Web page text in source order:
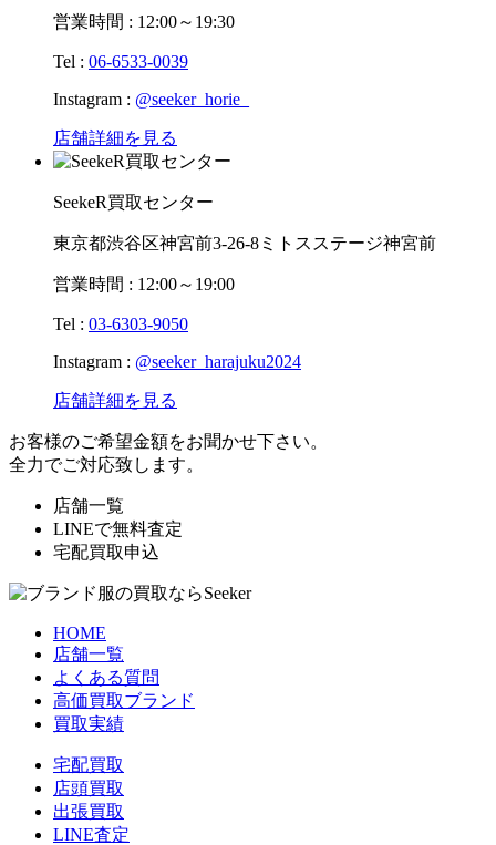
営業時間 : 12:00～19:30
Tel : 06-6533-0039
Instagram : @seeker_horie_
店舗詳細を見る
SeekeR買取センター
東京都渋谷区神宮前3-26-8ミトスステージ神宮前
営業時間 : 12:00～19:00
Tel : 03-6303-9050
Instagram : @seeker_harajuku2024
店舗詳細を見る
お客様のご希望金額をお聞かせ下さい。
全力でご対応致します。
店舗一覧
LINEで無料査定
宅配買取申込
HOME
店舗一覧
よくある質問
高価買取ブランド
買取実績
宅配買取
店頭買取
出張買取
LINE査定